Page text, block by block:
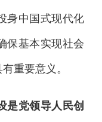
身中国式现代化
保基本实现社会
重要意义。
党领导人民创